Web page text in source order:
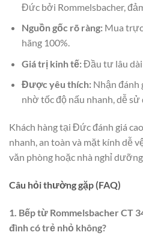
Đức bởi Rommelsbacher,
Nguồn gốc rõ ràng:Mua
hãng 100%.
Giá trị kinh tế:Đầu tư lâu dài
Được yêu thích:Nhận đánh
nhờ tốc độ nấu nhanh, dễ
Khách hàng tại Đức đánh giá
nhanh, an toàn và mặt kính dễ
văn phòng hoặc nhà nghỉ
Câu hỏi thường gặp (FAQ)
1. Bếp từ Rommelsbacher CT
đình có trẻ nhỏ không?